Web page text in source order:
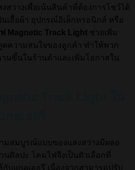
สว่างเพื่อเน้นสินค้าที่ต้องการโชว์ได้
นเสื้อผ้า อุปกรณ์อิเล็กทรอนิกส์ หรือ
ฟ Magnetic Track Light ช่วยเพิ่ม
ความสนใจของลูกค้า ทำให้พวก
านขึ้นในร้านค้าและเพิ่มโอกาสใน
มสมบูรณ์แบบของแสงสว่างมีผลอ
นศิลปะ โคมไฟจึงเป็นตัวเลือกที่
กับแกลเลอรี เนื่องจากสามารถปรับ